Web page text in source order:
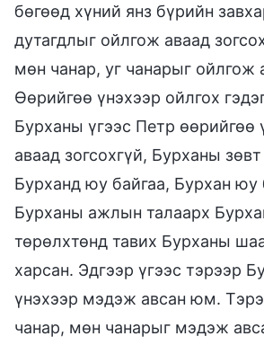
бөгөөд хүний янз бүрийн
дутагдлыг ойлгож аваад
мөн чанар, уг чанарыг ойлгож
Өөрийгөө үнэхээр ойлгох
Бурханы үгээс Петр өөрийгөө
аваад зогсохгүй, Бурханы
Бурханд юу байгаа, Бурхан юу
Бурханы ажлын талаарх
төрөлхтөнд тавих Бурханы
харсан. Эдгээр үгээс тэрээр
үнэхээр мэдэж авсан юм.
чанар, мөн чанарыг мэдэж